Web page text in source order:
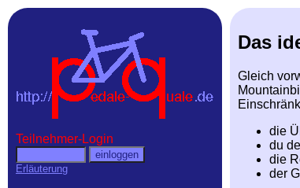
Das
Gleich
die
du
die
der
Teilnehmer-Login
Erläuterung